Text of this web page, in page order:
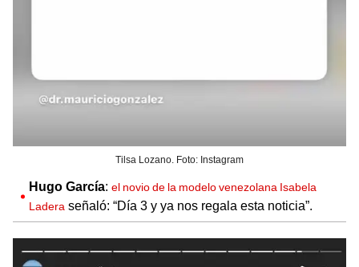
Tilsa Lozano. Foto: Instagram
Hugo García: el novio de la modelo venezolana Isabela
Ladera señaló: “Día 3 y ya nos regala esta noticia”.